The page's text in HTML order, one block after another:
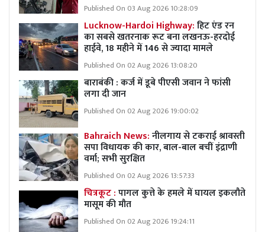
Published On 03 Aug 2026 10:28:09
Lucknow-Hardoi Highway:हिट एंड रन
का सबसे खतरनाक रूट बना लखनऊ-हरदोई
हाईवे, 18 महीने में 146 से ज्यादा मामले
Published On 02 Aug 2026 13:08:20
बाराबंकी : कर्ज में डूबे पीएसी जवान ने फांसी
लगा दी जान
Published On 02 Aug 2026 19:00:02
Bahraich News:नीलगाय से टकराई श्रावस्ती
सपा विधायक की कार, बाल-बाल बचीं इंद्राणी
वर्मा; सभी सुरक्षित
Published On 02 Aug 2026 13:57:33
चित्रकूट :पागल कुत्ते के हमले में घायल इकलौते
मासूम की मौत
Published On 02 Aug 2026 19:24:11